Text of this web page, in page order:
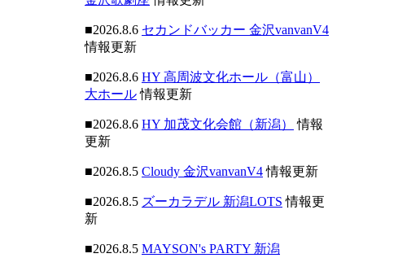
■2026.8.6 セカンドバッカー 金沢vanvanV4
情報更新
■2026.8.6 HY 高周波文化ホール（富山）
大ホール情報更新
■2026.8.6 HY 加茂文化会館（新潟）
情報
更新
■2026.8.5 Cloudy 金沢vanvanV4情報更新
■2026.8.5 ズーカラデル 新潟LOTS 情報更
新
■2026.8.5 MAYSON's PARTY 新潟